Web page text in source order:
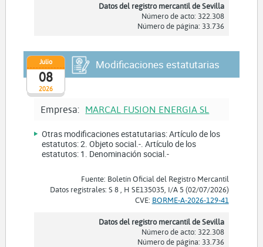
Datos del registro mercantil de Sevilla
Número de acto: 322.308
Número de página: 33.736
2026
Julio
08
Modificaciones estatutarias
Empresa: MARCAL FUSION ENERGIA SL
Otras modificaciones estatutarias: Artículo de los
estatutos: 2. Objeto social.-. Artículo de los
estatutos: 1. Denominación social.-
Fuente: Boletín Oficial del Registro Mercantil
Datos registrales: S 8 , H SE135035, I/A 5 (02/07/2026)
CVE: BORME-A-2026-129-41
Datos del registro mercantil de Sevilla
Número de acto: 322.308
Número de página: 33.736